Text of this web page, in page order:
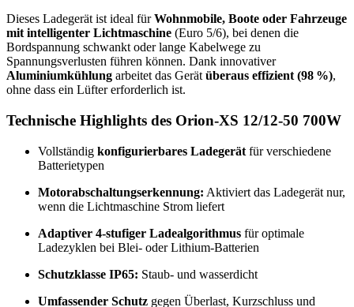
Dieses Ladegerät ist ideal fürWohnmobile, Boote oder Fahrzeuge
mit intelligenter Lichtmaschine (Euro 5/6), bei denen die
Bordspannung schwankt oder lange Kabelwege zu
Spannungsverlusten führen können. Dank innovativer
Aluminiumkühlung arbeitet das Gerät überaus effizient (98 %),
ohne dass ein Lüfter erforderlich ist.
Technische Highlights des Orion-XS 12/12-50 700W
Vollständig konfigurierbares Ladegerät für verschiedene
Batterietypen
Motorabschaltungserkennung: Aktiviert das Ladegerät nur,
wenn die Lichtmaschine Strom liefert
Adaptiver 4-stufiger Ladealgorithmus für optimale
Ladezyklen bei Blei- oder Lithium-Batterien
Schutzklasse IP65: Staub- und wasserdicht
Umfassender Schutz gegen Überlast, Kurzschluss und